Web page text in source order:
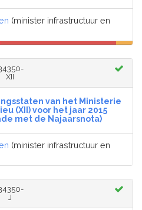
(minister infrastructuur en
XII
van het Ministerie
(XII) voor het jaar 2015
met de Najaarsnota)
(minister infrastructuur en
J